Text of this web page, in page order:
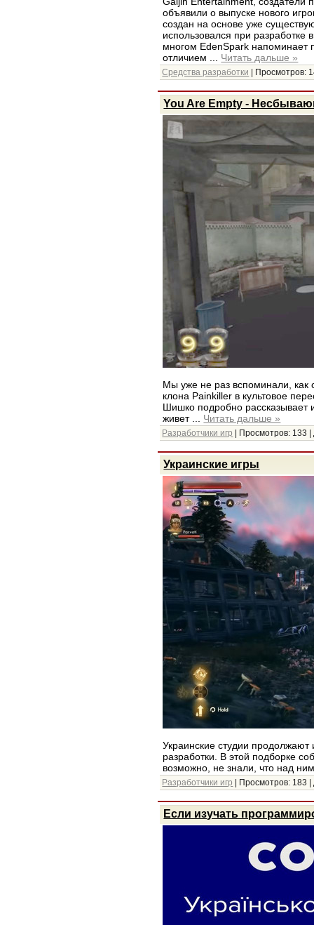
объявили о выпуске нового
создан на основе уже
использовался при разработке
многом EdenSpark
отличием
Читать дальше »
Средства разработки | Просмотров:
You Are Empty -
Мы уже не раз вспоминали, как
клона Painkiller в культовое
Шишко подробно рассказывает
живет
Читать дальше »
Разработчики игр | Просмотров: 133
Украинские игры
Украинские студии продолжают
разработки. В этой подборке
возможно, не знали, что над
Разработчики игр | Просмотров: 183
Если изучать